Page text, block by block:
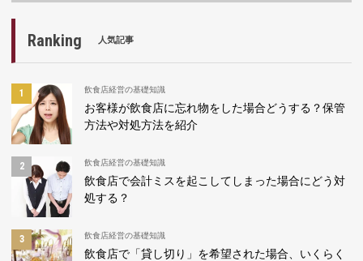
Ranking 人気記事
飲食店経営の基礎知識
お客様が飲食店に忘れ物をした場合どうする？保管
方法や対処方法を紹介
飲食店経営の基礎知識
飲食店で会計ミスを起こしてしまった場合にどう対
処する？
飲食店経営の基礎知識
飲食店で「貸し切り」を希望された場合、いくらく